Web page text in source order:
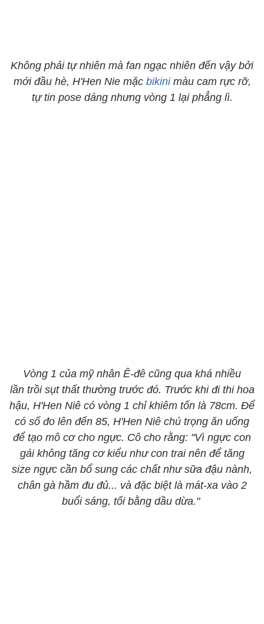
Không phải tự nhiên mà fan ngạc nhiên đến vậy bởi
mới đầu hè, H'Hen Nie mặc bikinimàu cam rực rỡ,
tự tin pose dáng nhưng vòng 1 lại phẳng lì.
Vòng 1 của mỹ nhân Ê-đê cũng qua khá nhiều
lần trồi sụt thất thường trước đó. Trước khi đi thi hoa
hậu, H'Hen Niê có vòng 1 chỉ khiêm tốn là 78cm. Để
có số đo lên đến 85, H'Hen Niê chú trọng ăn uống
để tạo mô cơ cho ngực. Cô cho rằng: "Vì ngực con
gái không tăng cơ kiểu như con trai nên để tăng
size ngực cần bổ sung các chất như sữa đậu nành,
chân gà hầm đu đủ... và đặc biệt là mát-xa vào 2
buổi sáng, tối bằng dầu dừa."